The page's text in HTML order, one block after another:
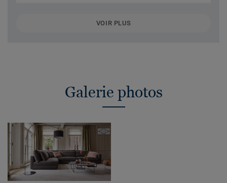
VOIR PLUS
Galerie photos